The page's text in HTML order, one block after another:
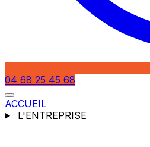
04 68 25 45 68
ACCUEIL
L'ENTREPRISE